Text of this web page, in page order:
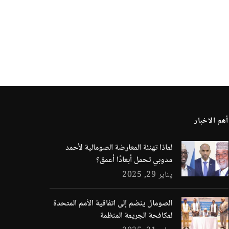
أهم الاخبار
لماذا تهنئة المعارضة الصومالية لأحمد
مدوبي تحمل أبعادًا أعمق؟
يناير 29, 2025
الصومال ينضم إلى اتفاقية الأمم المتحدة
لمكافحة الجريمة المنظمة